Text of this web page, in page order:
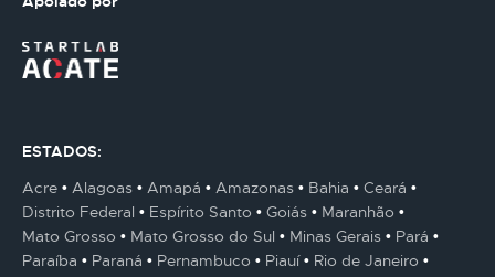
ESTADOS:
Acre
Alagoas Amapá Amazonas Bahia
Ceará
Distrito Federal
Espírito Santo Goiás
Maranhão
Mato Grosso
Mato Grosso do Sul Minas Gerais
Pará
Paraíba
Paraná Pernambuco Piauí
Rio de Janeiro